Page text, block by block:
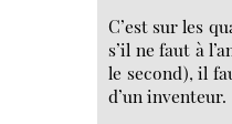
C’est sur les
s’il ne faut à
le second), il
d’un inventeur.